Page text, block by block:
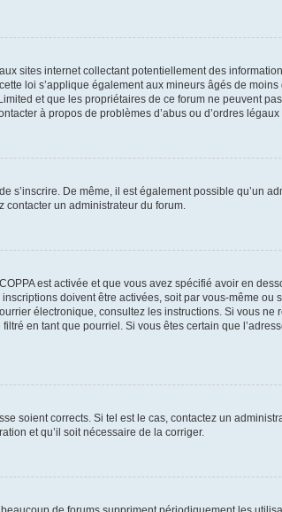
sites internet collectant potentiellement des
loi s’applique également aux mineurs âgés de moins
et que les propriétaires de ce forum ne peuvent
à propos de problèmes d’abus ou d’ordres légaux
s’inscrire. De même, il est également possible qu’un
contacter un administrateur du forum.
est activée et que vous avez spécifié avoir en
doivent être activées, soit par vous-même ou
électronique, consultez les instructions. Si vous ne
en tant que pourriel. Si vous êtes certain que
soient corrects. Si tel est le cas, contactez un
et qu’il soit nécessaire de la corriger.